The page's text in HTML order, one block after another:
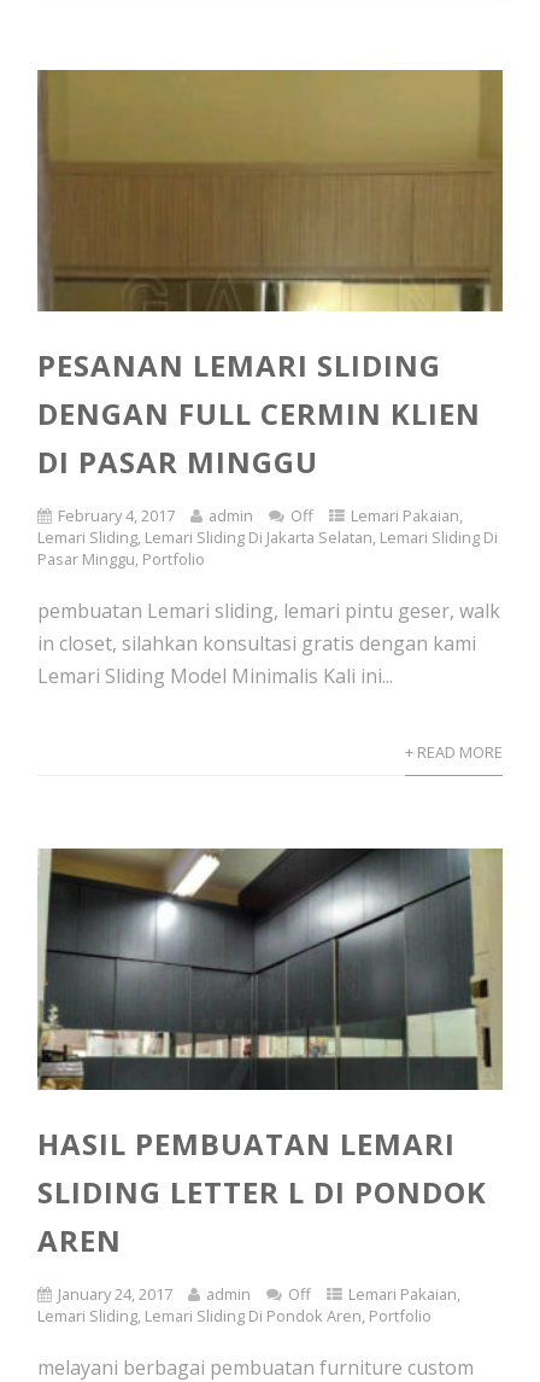
PESANAN LEMARI SLIDING
DENGAN FULL CERMIN KLIEN
DI PASAR MINGGU
February 4, 2017 admin Off Lemari Pakaian,
Lemari Sliding, Lemari Sliding Di Jakarta Selatan, Lemari Sliding Di
Pasar Minggu, Portfolio
pembuatan Lemari sliding, lemari pintu geser, walk
in closet, silahkan konsultasi gratis dengan kami
Lemari Sliding Model Minimalis Kali ini...
+ READ MORE
HASIL PEMBUATAN LEMARI
SLIDING LETTER L DI PONDOK
AREN
January 24, 2017 admin Off Lemari Pakaian,
Lemari Sliding, Lemari Sliding Di Pondok Aren, Portfolio
melayani berbagai pembuatan furniture custom